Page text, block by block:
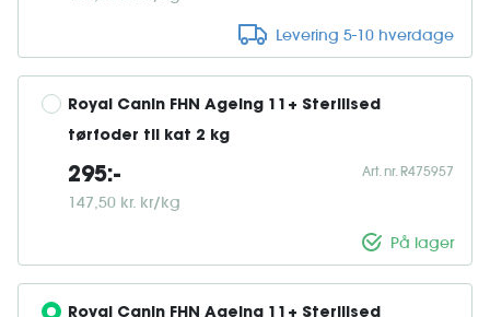
Levering 5-10 hverdage
Royal Canin FHN Ageing 11+ Sterilised
tørfoder til kat 2 kg
295:-
147,50 kr. kr/kg
Art. nr. R475957
På lager
Royal Canin FHN Ageing 11+ Sterilised